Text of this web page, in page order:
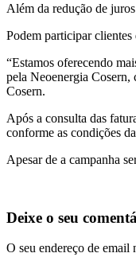
Além da redução de
Podem participar clientes
“Estamos oferecendo
pela Neoenergia Cosern,
Cosern.
Após a consulta das
conforme as condições
Apesar de a campanha
Deixe o seu
O seu endereço de email